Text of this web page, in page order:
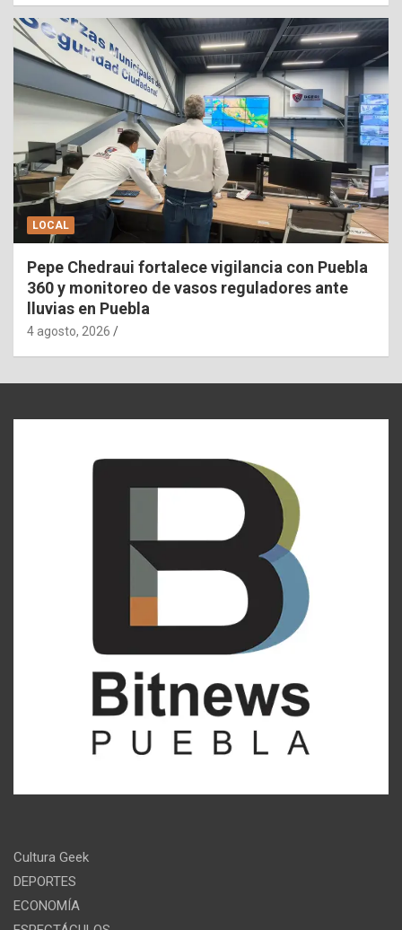
LOCAL
Pepe Chedraui fortalece vigilancia con Puebla
360 y monitoreo de vasos reguladores ante
lluvias en Puebla
4 agosto, 2026
Cultura Geek
DEPORTES
ECONOMÍA